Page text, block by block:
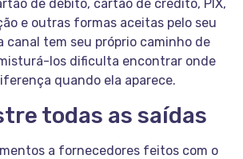
de débito, cartão de crédito, PIX,
e outras formas aceitas pelo seu
canal tem seu próprio caminho de
los dificulta encontrar onde
quando ela aparece.
todas as saídas
a fornecedores feitos com o